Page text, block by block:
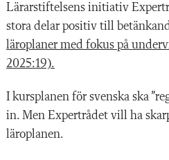
Lärarstiftelsens initiativ
stora delar positiv till
läroplaner med fokus på
2025:19).
I kursplanen för svenska ska
in. Men Expertrådet vill ha
läroplanen.